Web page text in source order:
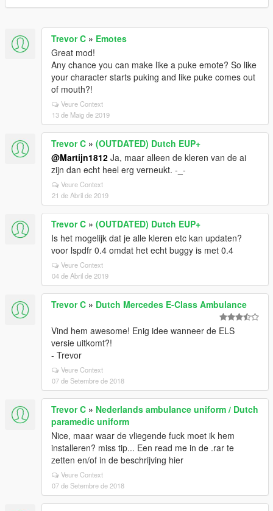
Trevor C » Emotes
Great mod!
Any chance you can make like a puke emote? So like
your character starts puking and like puke comes out
of mouth?!
Veure Context
13 de Maig de 2019
Trevor C » (OUTDATED) Dutch EUP+
@Martijn1812 Ja, maar alleen de kleren van de ai
zijn dan echt heel erg verneukt. -_-
Veure Context
21 de Abril de 2019
Trevor C » (OUTDATED) Dutch EUP+
Is het mogelijk dat je alle kleren etc kan updaten?
voor lspdfr 0.4 omdat het echt buggy is met 0.4
Veure Context
04 de Abril de 2019
Trevor C » Dutch Mercedes E-Class Ambulance
Vind hem awesome! Enig idee wanneer de ELS
versie uitkomt?!
- Trevor
Veure Context
07 de Setembre de 2018
Trevor C » Nederlands ambulance uniform / Dutch
paramedic uniform
Nice, maar waar de vliegende fuck moet ik hem
installeren? miss tip... Een read me in de .rar te
zetten en/of in de beschrijving hier
Veure Context
07 de Setembre de 2018